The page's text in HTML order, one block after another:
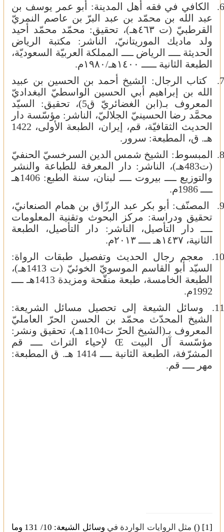
6.
الكافي في فقه أهل المدينة: أبو عمر يوسف بن
عبد الله بن محمّد بن عبد البرّ بن عاصم النمريّ
القرطبيّ (ت ٤٦٣هـ)، تحقيق: محمّد محمّد أحيد
ولد ماديك الموريتانيّ، الناشر: مكتبة الرياض
الحديثة ــــ الرياض ــــ المملكة العربيّة السعوديّة،
الطبعة الثانية ـــــ ١٤٠٠هـ/١٩٨٠م.
كتاب الرجال: الشيخ أحمد بن الحسين بن عبيد
الله بن إبراهيم أبي الحسين الواسطيّ البغداديّ
المعروف بـ(ابن الغضائريّ ق5)، تحقيق: السيّد
محمَّد رضا الحسينيّ الجلاليّ، الناشر: مؤسّسة دار
الحديث الثقافيّة، قم، إيران، الطبعة الأولى، 1422
هـ. ق، المطبعة: سرور.
المبسوط: الشيخ شمس الدين السرخسيّ الحنفيّ
(ت483هـ)، الناشر: دار المعرفة للطباعة والنشر
والتوزيع ــــ بيروت ــــ لبنان، سنة الطبع: 1406هـ
ــــ 1986م.
المصنّف: أبو بكر عبد الرزّاق بن همام الصنعانيّ،
تحقيق ودراسة: مركز البحوث وتقنية المعلومات
ــــ دار التأصيل، الناشر: دار التأصيل، الطبعة
الثانية، ١٤٣٧هـ ــــ ٢٠١٣م.
معجم رجال الحديث وتفصيل طبقات الرواة:
السيّد أبو القاسم الموسويّ الخوئيّ (ت 1413هـ)،
الطبعة الخامسة، طبعة منقّحة ومزيدة 1413هـ‍ ــــ
1992م.
وسائل الشيعة إلى تحصيل مسائل الشريعة:
الشيخ المحدّث محمّد بن الحسن الحرّ العامليّ
المعروف بـ(الشيخ الحرّ ت1104هـ)، تحقيق ونشر:
مؤسّسة آل البيت Œ لإحياء التراث ــــ قم
المشرّفة، الطبعة الثانية ــــ 1414 هـ‍. ق المطبعة:
مهر ــــ قم.
[1]
)
) مثل الروايات الواردة في وسائل الشيعة: 10/ 131 وما